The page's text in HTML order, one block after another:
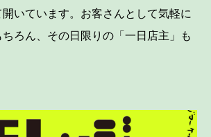
いています。お客さんとして気軽に
ろん、その日限りの「一日店主」も